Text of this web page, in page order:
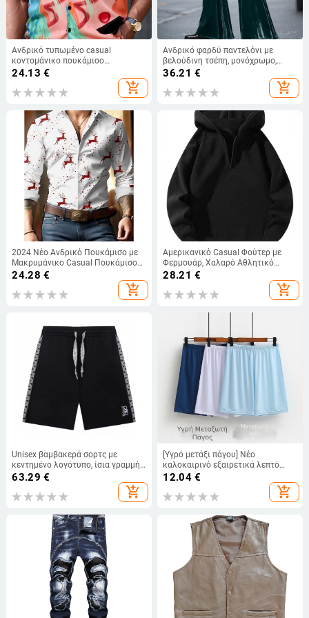
Ανδρικό τυπωμένο casual
κοντομάνικο πουκάμισο
εξωτερικού εμπορίου με ειδικό
24.13 €
add_shopping_cart
Ανδρικό φαρδύ παντελόνι με
βελούδινη τσέπη, μονόχρωμο,
άνετο, απαλό, καθημερινό,
36.21 €
add_shopping_cart
2024 Νέο Ανδρικό Πουκάμισο με
Μακρυμάνικο Casual Πουκάμισο
με Τρισδιάστατη Εκτύπωση,
Μοντέρνο Ανδρικό Πουκάμισο με
Στενή Εφαρμογή
24.28 €
add_shopping_cart
Αμερικανικό Casual Φούτερ με
Φερμουάρ, Χαλαρό Αθλητικό
Πουλόβερ, Διασυνοριακό 2024,
Ευρωπαϊκό και Αμερικανικό Street,
28.21 €
add_shopping_cart
Unisex βαμβακερά σορτς με
κεντημένο λογότυπο, ίσια γραμμή,
μικροελαστικότητα, για όλες τις
63.29 €
add_shopping_cart
[Υγρό μετάξι πάγου] Νέο
καλοκαιρινό εξαιρετικά λεπτό
ανδρικό παντελόνι σπιτιού, σορτς
πιτζάμας, αναπνεύσιμο, δροσερό,
ελαστικό παντελόνι παραλίας
12.04€
add_shopping_cart